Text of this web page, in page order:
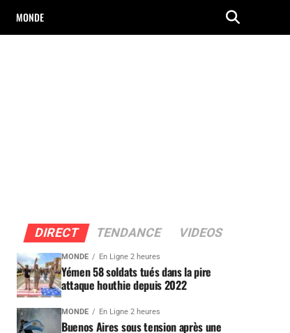
MONDE
DIRECT TENDANCE VIDEOS
MONDE En Ligne 2 heures
Yémen 58 soldats tués dans la pire
attaque houthie depuis 2022
MONDE En Ligne 2 heures
Buenos Aires sous tension après une